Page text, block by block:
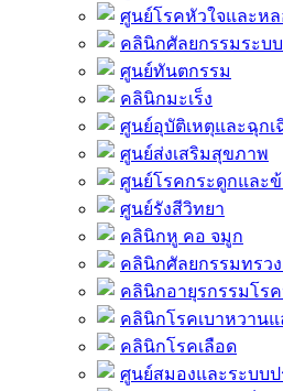
ศูนย์โรคหัวใจและหล
คลินิกศัลยกรรมระบ
ศูนย์ทันตกรรม
คลินิกมะเร็ง
ศูนย์อุบัติเหตุและฉุกเ
ศูนย์ส่งเสริมสุขภาพ
ศูนย์โรคกระดูกและ
ศูนย์รังสีวิทยา
คลินิกหู คอ จมูก
คลินิกศัลยกรรมทรว
คลินิกอายุรกรรมโร
คลินิกโรคเบาหวาน
คลินิกโรคเลือด
ศูนย์สมองและระบบ